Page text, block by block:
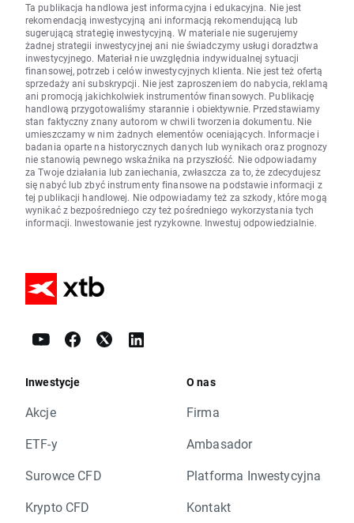
Ta publikacja handlowa jest informacyjna i edukacyjna. Nie jest
rekomendacją inwestycyjną ani informacją rekomendującą lub
sugerującą strategię inwestycyjną. W materiale nie sugerujemy
żadnej strategii inwestycyjnej ani nie świadczymy usługi doradztwa
inwestycyjnego. Materiał nie uwzględnia indywidualnej sytuacji
finansowej, potrzeb i celów inwestycyjnych klienta. Nie jest też ofertą
sprzedaży ani subskrypcji. Nie jest zaproszeniem do nabycia, reklamą
ani promocją jakichkolwiek instrumentów finansowych. Publikację
handlową przygotowaliśmy starannie i obiektywnie. Przedstawiamy
stan faktyczny znany autorom w chwili tworzenia dokumentu. Nie
umieszczamy w nim żadnych elementów oceniających. Informacje i
badania oparte na historycznych danych lub wynikach oraz prognozy
nie stanowią pewnego wskaźnika na przyszłość. Nie odpowiadamy
za Twoje działania lub zaniechania, zwłaszcza za to, że zdecydujesz
się nabyć lub zbyć instrumenty finansowe na podstawie informacji z
tej publikacji handlowej. Nie odpowiadamy też za szkody, które mogą
wynikać z bezpośredniego czy też pośredniego wykorzystania tych
informacji. Inwestowanie jest ryzykowne. Inwestuj odpowiedzialnie.
Inwestycje
Akcje
ETF-y
Surowce CFD
Krypto CFD
O nas
Firma
Ambasador
Platforma Inwestycyjna
Kontakt